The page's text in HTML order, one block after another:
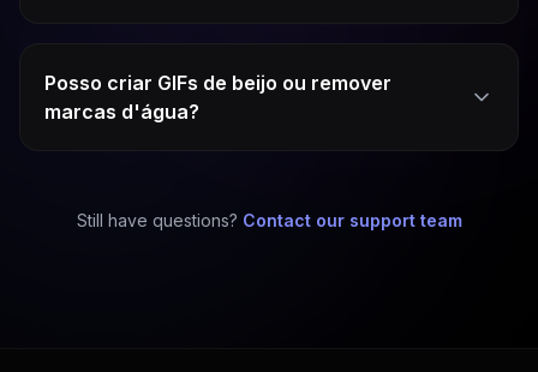
Posso criar GIFs de beijo ou remover
marcas d'água?
Still have questions? Contact our support team